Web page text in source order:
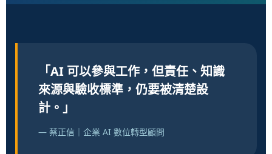
「AI 可以參與工作，但責任、知識
來源與驗收標準，仍要被清楚設
計。」
— 蔡正信｜企業 AI 數位轉型顧問